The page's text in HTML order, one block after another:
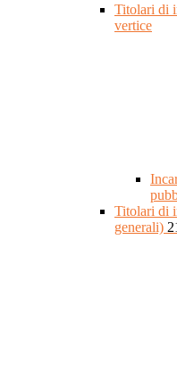
Titolari di
vertice
Titolari di
generali)